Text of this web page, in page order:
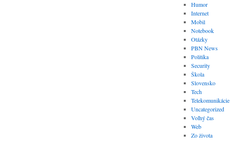
Humor
Internet
Mobil
Notebook
Otázky
PBN News
Politika
Security
Škola
Slovensko
Tech
Telekomunikácie
Uncategorized
Voľný čas
Web
Zo života